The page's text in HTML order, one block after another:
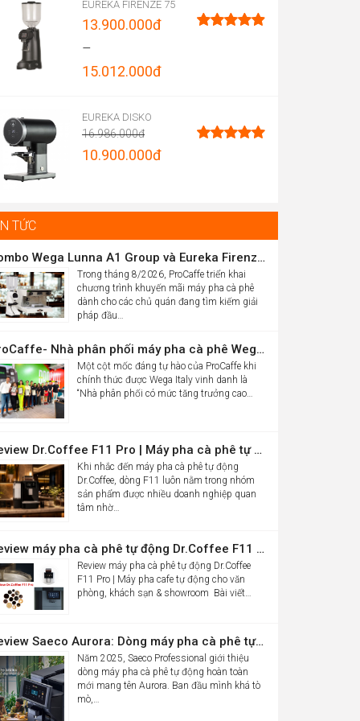
EUREKA FIRENZE 75
13.900.000đ
–
15.012.000đ
EUREKA DISKO
16.986.000đ
Original
10.900.000đ
TỨC
Combo Wega Lunna A1 Group và Eureka Firenze 75 chỉ 61,9 triệu
Trong tháng 8/2026, ProCaffe triển khai
chương trình khuyến mãi máy pha cà phê
dành cho các chủ quán đang tìm kiếm giải
pháp đầu…
ProCaffe- Nhà phân phối máy pha cà phê Wega có mức tăng trưởng cao nhất thế giới
Một cột mốc đáng tự hào của ProCaffe khi
chính thức được Wega Italy vinh danh là
“Nhà phân phối có mức tăng trưởng cao…
Review Dr.Coffee F11 Pro | Máy pha cà phê tự động cho văn phòng
Khi nhắc đến máy pha cà phê tự động
Dr.Coffee, dòng F11 luôn nằm trong nhóm
sản phẩm được nhiều doanh nghiệp quan
tâm nhờ…
Review máy pha cà phê tự động Dr.Coffee F11 Pro| Máy pha cafe tự động cho văn phòng, khách sạn & showroom
Review máy pha cà phê tự động Dr.Coffee
F11 Pro | Máy pha cafe tự động cho văn
phòng, khách sạn & showroom Bài viết…
Review Saeco Aurora: Dòng máy pha cà phê tự động văn phòng mới của Saeco có gì đáng chú ý?
Năm 2025, Saeco Professional giới thiệu
dòng máy pha cà phê tự động hoàn toàn
mới mang tên Aurora. Ban đầu mình khá tò
mò,…